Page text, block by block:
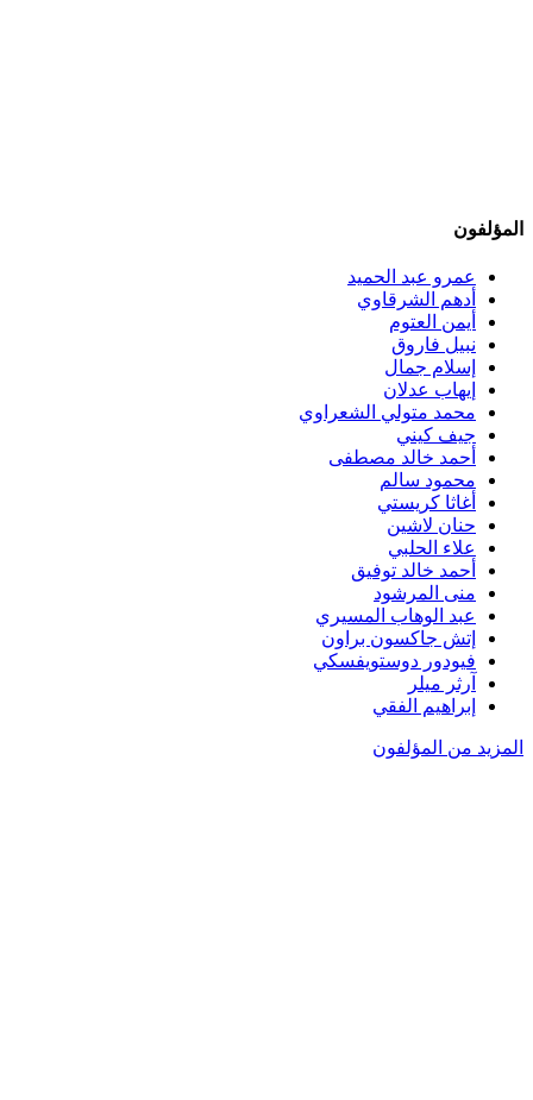
المؤلفون
عمرو عبد الحميد
أدهم الشرقاوي
أيمن العتوم
نبيل فاروق
إسلام جمال
إيهاب عدلان
محمد متولي الشعراوي
جيف كيني
أحمد خالد مصطفى
محمود سالم
أغاثا كريستي
حنان لاشين
علاء الحلبي
أحمد خالد توفيق
منى المرشود
عبد الوهاب المسيري
إتش جاكسون براون
فيودور دوستويفسكي
آرثر ميلر
إبراهيم الفقي
المزيد من المؤلفون